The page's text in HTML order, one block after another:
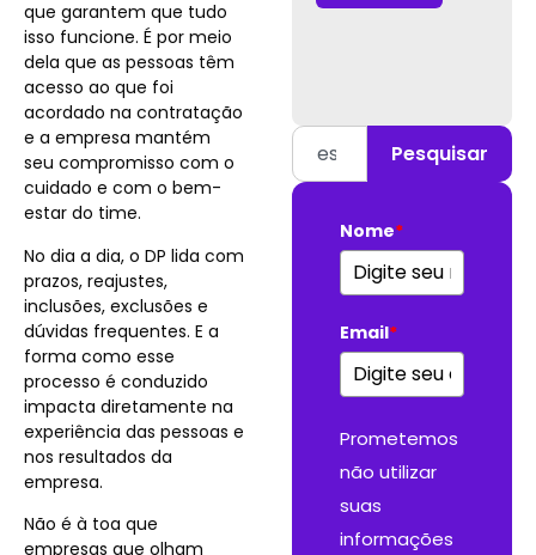
que garantem que tudo
isso funcione. É por meio
dela que as pessoas têm
acesso ao que foi
acordado na contratação
e a empresa mantém
seu compromisso com o
cuidado e com o bem-
estar do time.
No dia a dia, o DP lida com
prazos, reajustes,
inclusões, exclusões e
dúvidas frequentes. E a
forma como esse
processo é conduzido
impacta diretamente na
experiência das pessoas e
nos resultados da
empresa.
Não é à toa que
empresas que olham
Pesquisar
Nome*
Email*
Prometemos
não utilizar
suas
informações